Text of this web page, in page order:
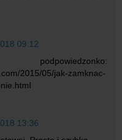
09:12
2015/05/jak-zamknac-
13:36